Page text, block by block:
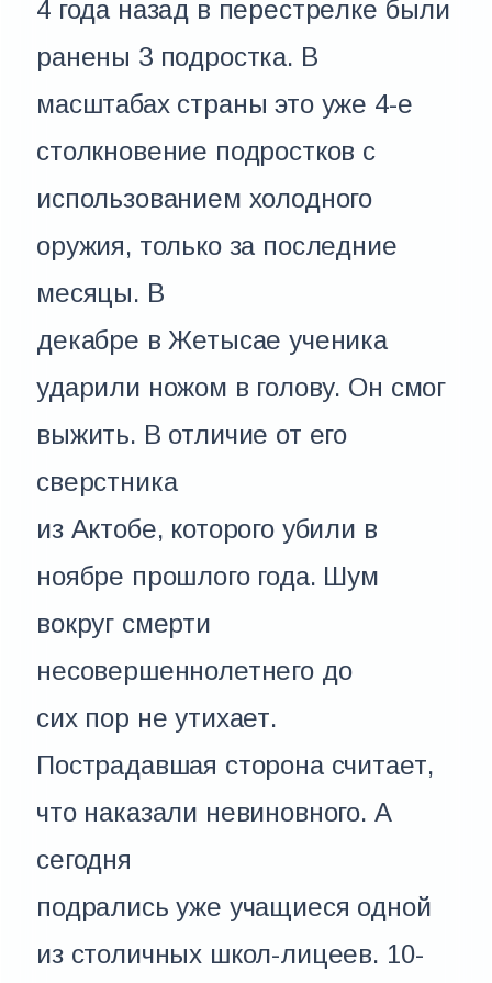
4 года назад в перестрелке были
ранены 3 подростка. В
масштабах страны это уже 4-е
столкновение подростков с
использованием холодного
оружия, только за последние
месяцы. В
декабре в Жетысае ученика
ударили ножом в голову. Он смог
выжить. В отличие от его
сверстника
из Актобе, которого убили в
ноябре прошлого года. Шум
вокруг смерти
несовершеннолетнего до
сих пор не утихает.
Пострадавшая сторона считает,
что наказали невиновного. А
сегодня
подрались уже учащиеся одной
из столичных школ-лицеев. 10-